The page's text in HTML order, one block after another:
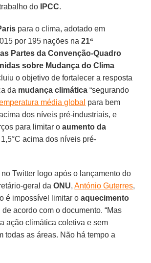
do
IPCC.
para o clima, adotado em
por 195 nações na21ª
Partes da Convenção-Quadro
sobre Mudança do Clima
o objetivo de fortalecer a resposta
da mudança climática “segurando
média global para bem
dos níveis pré-industriais, e
para limitar oaumento da
acima dos níveis pré-
Twitter logo após o lançamento do
geral daONU,António Guterres,
é impossível limitar oaquecimento
de acordo com o documento. “Mas
ação climática coletiva e sem
todas as áreas. Não há tempo a